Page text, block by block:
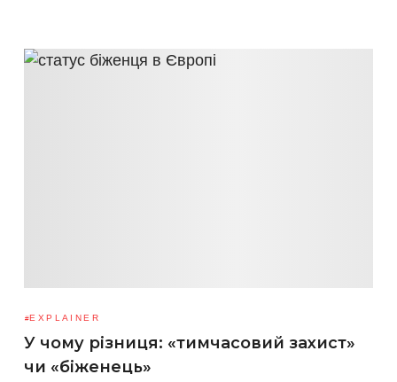
EXPLAINER
У чому різниця: «тимчасовий захист»
чи «біженець»